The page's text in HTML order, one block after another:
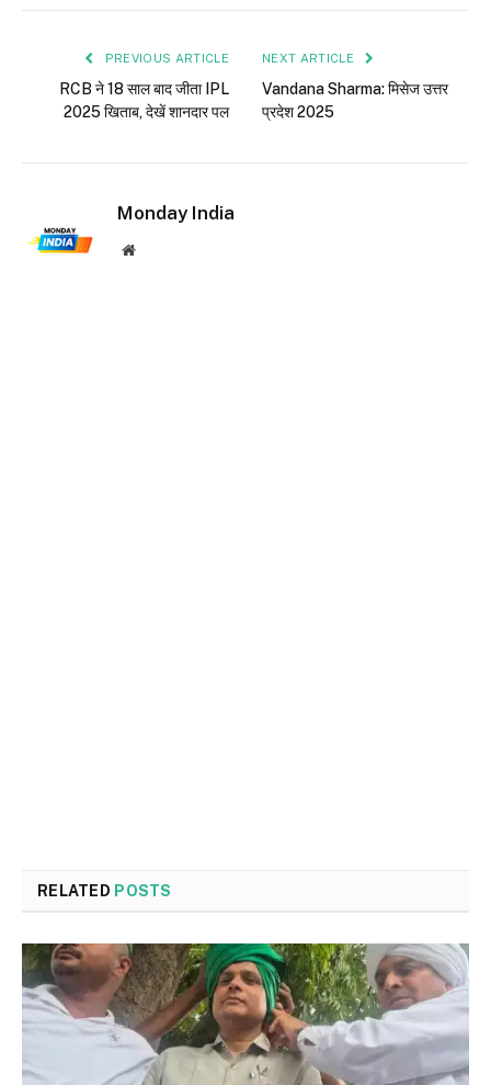
PREVIOUS ARTICLE
RCB ने 18 साल बाद जीता IPL
2025 खिताब, देखें शानदार पल
NEXT ARTICLE
Vandana Sharma: मिसेज उत्तर
प्रदेश 2025
Monday India
Website
RELATED POSTS